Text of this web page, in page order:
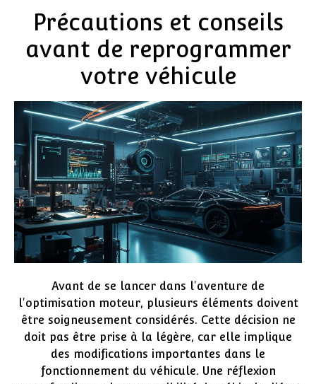
Précautions et conseils
avant de reprogrammer
votre véhicule
Avant de se lancer dans l'aventure de
l'optimisation moteur, plusieurs éléments doivent
être soigneusement considérés. Cette décision ne
doit pas être prise à la légère, car elle implique
des modifications importantes dans le
fonctionnement du véhicule. Une réflexion